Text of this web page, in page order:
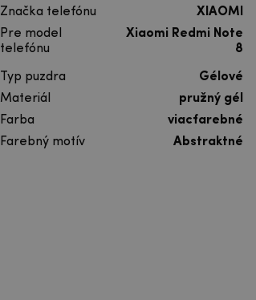
Značka telefónu
XIAOMI
Pre model
telefónu
Xiaomi Redmi Note
8
Typ puzdra
Gélové
Materiál
pružný gél
Farba
viacfarebné
Farebný motív
Abstraktné